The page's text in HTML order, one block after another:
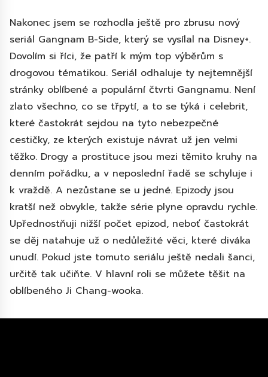
Nakonec jsem se rozhodla ještě pro zbrusu nový
seriál Gangnam B-Side, který se vysílal na Disney+.
Dovolím si říci, že patří k mým top výběrům s
drogovou tématikou. Seriál odhaluje ty nejtemnější
stránky oblíbené a populární čtvrti Gangnamu. Není
zlato všechno, co se třpytí, a to se týká i celebrit,
které častokrát sejdou na tyto nebezpečné
cestičky, ze kterých existuje návrat už jen velmi
těžko. Drogy a prostituce jsou mezi těmito kruhy na
denním pořádku, a v neposlední řadě se schyluje i
k vraždě. A nezůstane se u jedné. Epizody jsou
kratší než obvykle, takže série plyne opravdu rychle.
Upřednostňuji nižší počet epizod, neboť častokrát
se děj natahuje už o nedůležité věci, které diváka
unudí. Pokud jste tomuto seriálu ještě nedali šanci,
určitě tak učiňte. V hlavní roli se můžete těšit na
oblíbeného Ji Chang-wooka.